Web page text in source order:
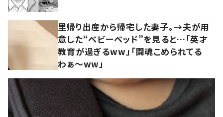
里帰り出産から帰宅した妻子。→夫が用
意した“ベビーベッド”を見ると…「英才
教育が過ぎるww」「闘魂こめられてる
わぁ～ww」